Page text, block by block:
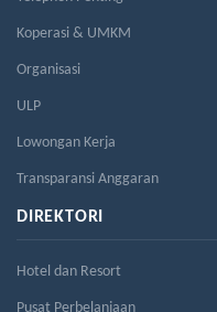
Koperasi & UMKM
Organisasi
ULP
Lowongan Kerja
Transparansi Anggaran
DIREKTORI
Hotel dan Resort
Pusat Perbelanjaan